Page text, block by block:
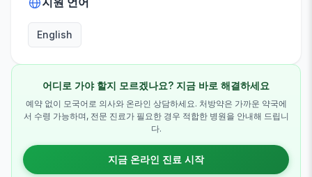
English
어디로 가야 할지 모르겠나요? 지금 바로 해결하세요
예약 없이 모국어로 의사와 온라인 상담하세요. 처방약은 가까운 약국에
서 수령 가능하며, 전문 진료가 필요한 경우 적합한 병원을 안내해 드립니
다.
지금 온라인 진료 시작